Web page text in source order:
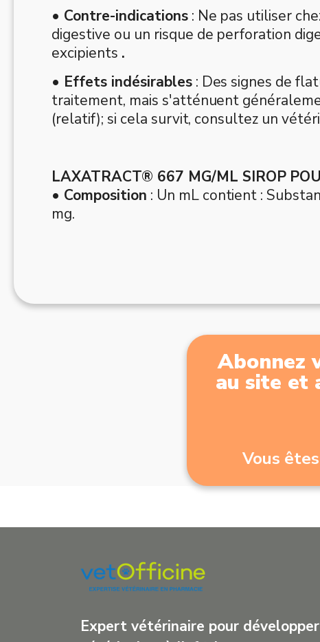
• Contre-indications: Ne pas utiliser
digestive ou un risque de perforation
excipients .
• Effets indésirables: Des signes de
traitement, mais s'atténuent
(relatif); si cela survit, consultez un
LAXATRACT® 667 MG/ML SIROP
• Composition : Un mL contient :
mg.
Abonnez
au site et
Vous
Expert vétérinaire pour